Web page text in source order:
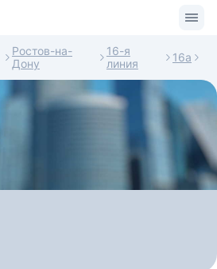
Ростов-на-
Дону
16-я
линия
16а